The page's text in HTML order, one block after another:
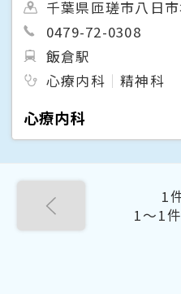
千葉県匝瑳市八日
0479-72-0308
飯倉駅
心療内科
精神科
心療内科
1
1〜1